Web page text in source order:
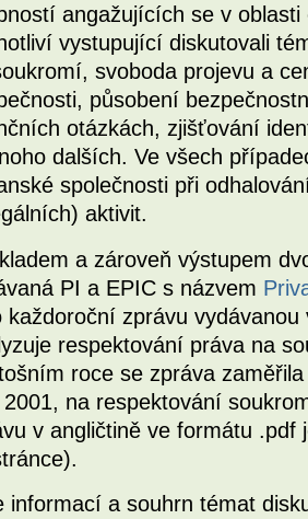
angažujících se v
vystupující diskutovali
svoboda projevu a
působení
otázkách, zjišťování
dalších. Ve všech
společnosti při
aktivit.
a zároveň výstupem
PI a EPIC s názvem
každoroční zprávu
respektování práva na
roce se zpráva
na respektování
v angličtině ve formátu
informací a souhrn témat